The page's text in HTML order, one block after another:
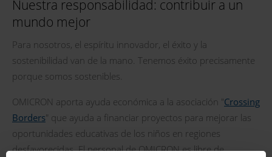
Nuestra responsabilidad: contribuir a un
mundo mejor
Para nosotros, el espíritu innovador, el éxito y la
sostenibilidad van de la mano. Tenemos éxito precisamente
porque somos sostenibles.
OMICRON aporta ayuda económica a la asociación " Crossing
Borders" que ayuda a financiar proyectos para mejorar las
oportunidades educativas de los niños en regiones
desfavorecidas. El personal de OMICRON es libre de